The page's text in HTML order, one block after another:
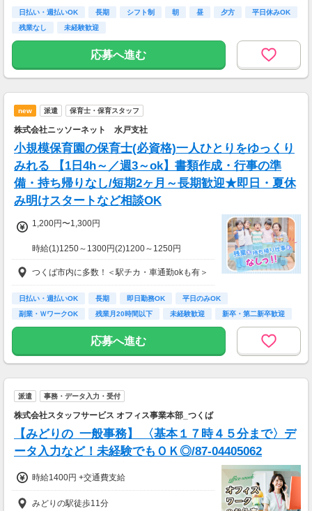
時給1500円×(1日)実働7時間×(1ヶ月)21日＝22
＋交通費支給
キャンペーン時給のため2ヶ月経過後に時給140
0円になります
日払い・週払いOK 長期 シフト制 朝 昼 夕方
平日休みOK
残業なし
未経験歓迎
応募へ進む
new 派遣 保育士・保育スタッフ
株式会社ニッソーネット 水戸支社
小規模保育園の保育士(必資格)一人ひとりをゆっくり
みれる 【1日4h～／週3～ok】書類作成・行事の準
備・持ち帰りなし/短期2ヶ月～長期歓迎★即日・夏休
み明けスタートなど相談OK
1,200円〜1,300円
時給(1)1250～1300円(2)1200～1250円
(1)週40ｈ以上
(2)週40ｈ未満
【月収例】
228800円（時給1300円×8h×22日)
★シフト例：9-18時、7-11時、8-12時、9-16時
など
★短期2ヶ月～長期歓迎！
つくば市内に多数！＜駅チカ・車通勤okも有＞
日払い・週払いOK 長期 即日勤務OK
平日のみOK
副業・ＷワークOK
残業月20時間以下 未経験歓迎
新卒・第二新卒歓迎
フリーター歓迎
応募へ進む
派遣 事務・データ入力・受付
株式会社スタッフサービス オフィス事業本部_つくば
【みどりの_一般事務】 〈基本１７時４５分まで〉デ
ータ入力など！未経験でもＯＫ◎/87-04405062
時給1400円 +交通費支給
みどりの駅徒歩11分